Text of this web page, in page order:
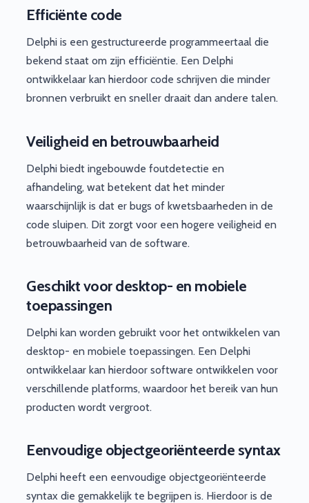
Efficiënte code
Delphi is een gestructureerde programmeertaal die
bekend staat om zijn efficiëntie. Een Delphi
ontwikkelaar kan hierdoor code schrijven die minder
bronnen verbruikt en sneller draait dan andere talen.
Veiligheid en betrouwbaarheid
Delphi biedt ingebouwde foutdetectie en
afhandeling, wat betekent dat het minder
waarschijnlijk is dat er bugs of kwetsbaarheden in de
code sluipen. Dit zorgt voor een hogere veiligheid en
betrouwbaarheid van de software.
Geschikt voor desktop- en mobiele
toepassingen
Delphi kan worden gebruikt voor het ontwikkelen van
desktop- en mobiele toepassingen. Een Delphi
ontwikkelaar kan hierdoor software ontwikkelen voor
verschillende platforms, waardoor het bereik van hun
producten wordt vergroot.
Eenvoudige objectgeoriënteerde syntax
Delphi heeft een eenvoudige objectgeoriënteerde
syntax die gemakkelijk te begrijpen is. Hierdoor is de